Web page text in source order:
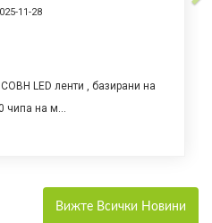
Представяме новата серия SOB LED
Представяме новата серия SOB LED
Вижте Всички Новини